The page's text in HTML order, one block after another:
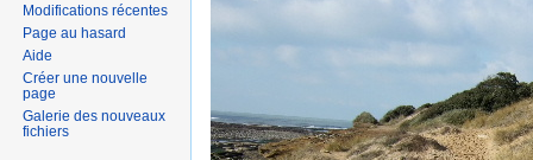
Modifications récentes
Page au hasard
Aide
Créer une nouvelle
page
Galerie des nouveaux
fichiers